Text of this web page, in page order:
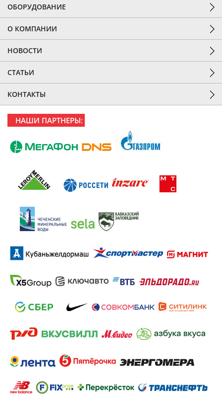
ОБОРУДОВАНИЕ
О КОМПАНИИ
НОВОСТИ
СТАТЬИ
КОНТАКТЫ
НАШИ ПАРТНЕРЫ: